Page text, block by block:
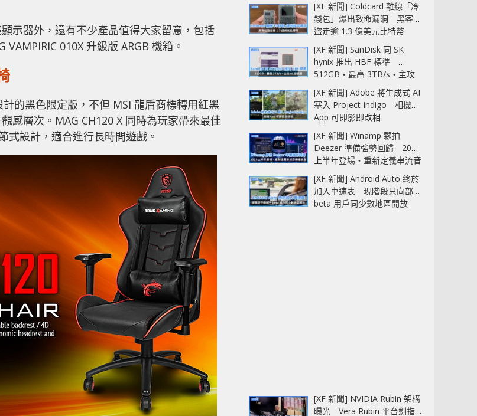
示器外，還有不少產品值得大家留意，包括
010X 升級版 ARGB 機箱。
的黑色限定版，不但 MSI 龍盾商標轉用紅黑
感層次。MAG CH120 X 同時為玩家帶來最佳
式設計，適合進行長時間遊戲。
[XF 新聞] Coldcard 離線「冷
錢包」爆出致命漏洞 黑客已
盜走逾 1.3 億美元比特幣
[XF 新聞] SanDisk 同 SK
hynix 推出 HBF 標準
512GB‧最高 3TB/s‧主攻
AI 記憶體
[XF 新聞] Adobe 將生成式 AI
塞入 Project Indigo 相機
App 可即影即改相
[XF 新聞] Winamp 夥拍
Deezer 準備強勢回歸 2027
上半年登場‧重新定義串流音
樂播放器
[XF 新聞] Android Auto 終於
加入車速表 現階段只向部分
beta 用戶同少數地區開放
[XF 新聞] NVIDIA Rubin 架構
曝光 Vera Rubin 平台劍指